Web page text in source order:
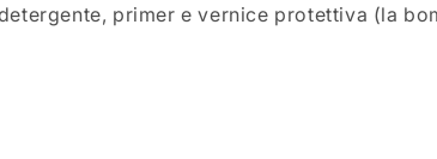
primer e vernice protettiva (la